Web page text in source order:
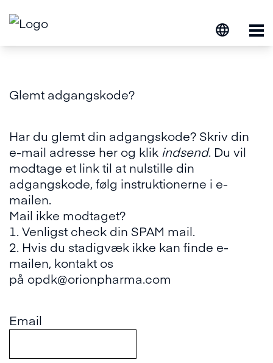
Glemt adgangskode?
Har du glemt din adgangskode? Skriv din
e-mail adresse her og klik indsend. Du vil
modtage et link til at nulstille din
adgangskode, følg instruktionerne i e-
mailen.
Mail ikke modtaget?
1. Venligst check din SPAM mail.
2. Hvis du stadigvæk ikke kan finde e-
mailen, kontakt os
på opdk@orionpharma.com
Email